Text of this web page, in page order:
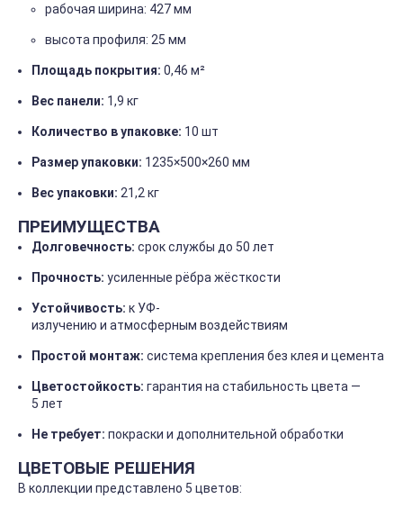
рабочая ширина: 427мм
высота профиля: 25 мм
Площадь покрытия: 0,46 м²
Вес панели: 1,9 кг
Количество вупаковке: 10 шт
Размерупаковки: 1235×500×260 мм
Весупаковки: 21,2 кг
ПРЕИМУЩЕСТВА
Долговечность: срокслужбы до 50 лет
Прочность: усиленные рёбра жёсткости
Устойчивость: к УФ-
излучению и атмосферным воздействиям
Простой монтаж: система крепления без клея и цемента
Цветостойкость: гарантия на стабильность цвета —
5 лет
Не требует: покраски и дополнительной обработки
ЦВЕТОВЫЕ РЕШЕНИЯ
В коллекции представлено 5 цветов: